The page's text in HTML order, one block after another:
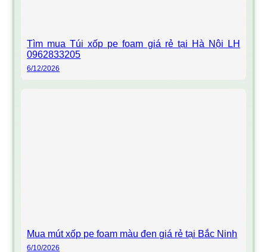
Tìm mua Túi xốp pe foam giá rẻ tại Hà Nội LH
0962833205
6/12/2026
Mua mút xốp pe foam màu đen giá rẻ tại Bắc Ninh
6/10/2026